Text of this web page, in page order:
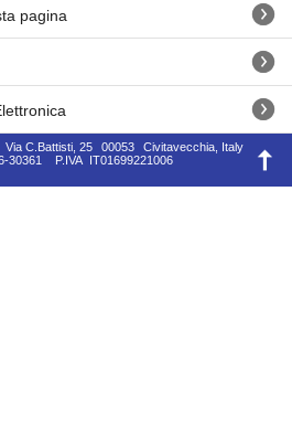
pagina
Via C.Battisti, 25 00053
Civitavecchia, Italy
30361 P.IVA IT01699221006